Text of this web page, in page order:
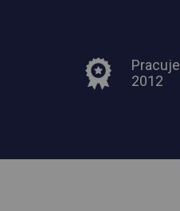
2012